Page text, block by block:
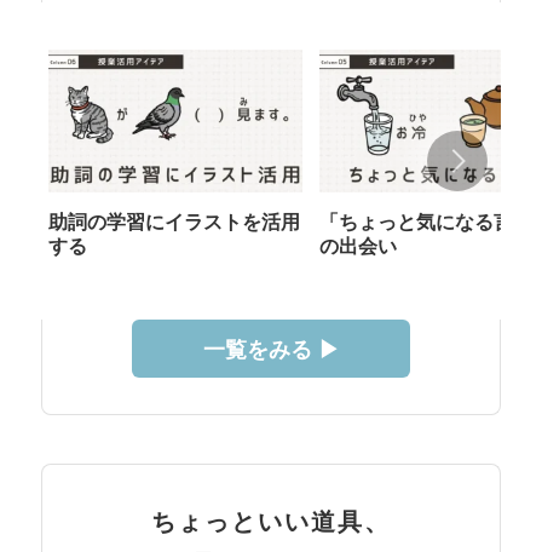
助詞の学習にイラストを活用
する
「ちょっと気になる言葉
の出会い
一覧をみる ▶︎
ちょっといい道具、